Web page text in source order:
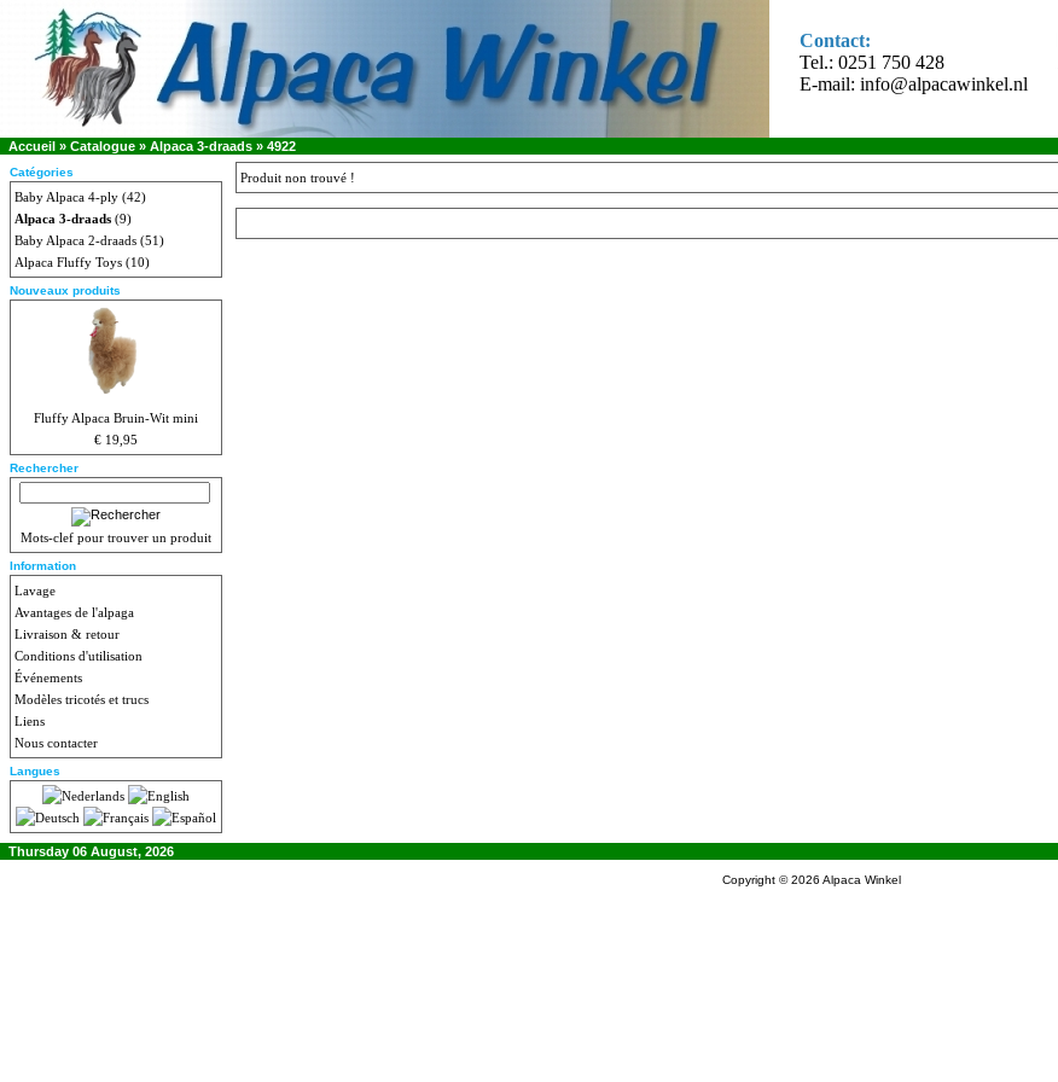
Contact:
Tel.: 0251 750 428
E-mail: info@alpacawinkel.nl
Accueil » Catalogue » Alpaca 3-draads » 4922
Catégories
Baby Alpaca 4-ply (42)
Alpaca 3-draads (9)
Baby Alpaca 2-draads (51)
Alpaca Fluffy Toys (10)
Nouveaux produits
Fluffy Alpaca Bruin-Wit mini
€ 19,95
Rechercher
Mots-clef pour trouver un produit
Information
Lavage
Avantages de l'alpaga
Livraison & retour
Conditions d'utilisation
Événements
Modèles tricotés et trucs
Liens
Nous contacter
Langues
Produit non trouvé !
Thursday 06 August, 2026
Copyright © 2026 Alpaca Winkel